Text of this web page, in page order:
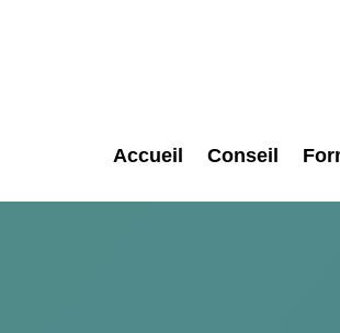
Accueil Conseil